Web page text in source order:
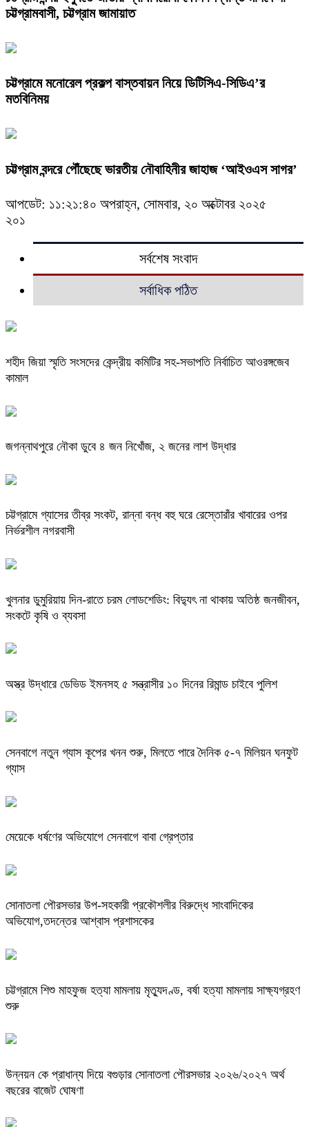
চট্টগ্রামবাসী, চট্টগ্রাম জামায়াত
চট্টগ্রামে মনোরেল প্রকল্প বাস্তবায়ন নিয়ে ডিটিসিএ-সিডিএ’র
মতবিনিময়
চট্টগ্রাম বন্দরে পৌঁছেছে ভারতীয় নৌবাহিনীর জাহাজ ‘আইওএস সাগর’
আপডেট: ১১:২১:৪০ অপরাহ্ন, সোমবার, ২০ অক্টোবর ২০২৫
২০১
সর্বশেষ সংবাদ
সর্বাধিক পঠিত
শহীদ জিয়া স্মৃতি সংসদের কেন্দ্রীয় কমিটির সহ-সভাপতি নির্বাচিত আওরঙ্গজেব
কামাল
জগন্নাথপুরে নৌকা ডুবে ৪ জন নিখোঁজ, ২ জনের লাশ উদ্ধার
চট্টগ্রামে গ্যাসের তীব্র সংকট, রান্না বন্ধ বহু ঘরে রেস্তোরাঁর খাবারের ওপর
নির্ভরশীল নগরবাসী
খুলনার ডুমুরিয়ায় দিন-রাতে চরম লোডশেডিং: বিদ্যুৎ না থাকায় অতিষ্ঠ জনজীবন,
সংকটে কৃষি ও ব্যবসা
অস্ত্র উদ্ধারে ডেভিড ইমনসহ ৫ সন্ত্রাসীর ১০ দিনের রিমান্ড চাইবে পুলিশ
সেনবাগে নতুন গ্যাস কূপের খনন শুরু, মিলতে পারে দৈনিক ৫-৭ মিলিয়ন ঘনফুট
গ্যাস
মেয়েকে ধর্ষণের অভিযোগে সেনবাগে বাবা গ্রেপ্তার
সোনাতলা পৌরসভার উপ-সহকারী প্রকৌশলীর বিরুদ্ধে সাংবাদিকের
অভিযোগ,তদন্তের আশ্বাস প্রশাসকের
চট্টগ্রামে শিশু মাহফুজ হত্যা মামলায় মৃত্যুদণ্ড, বর্ষা হত্যা মামলায় সাক্ষ্যগ্রহণ
শুরু
উন্নয়ন কে প্রাধান্য দিয়ে বগুড়ার সোনাতলা পৌরসভার ২০২৬/২০২৭ অর্থ
বছরের বাজেট ঘোষণা